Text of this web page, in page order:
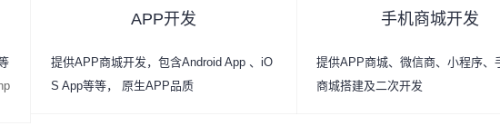
APP开发
提供APP商城开发，包含Android App 、iO
S App等等， 原生APP品质
手机商城开发
提供APP商城、微信商、小程序、
商城搭建及二次开发